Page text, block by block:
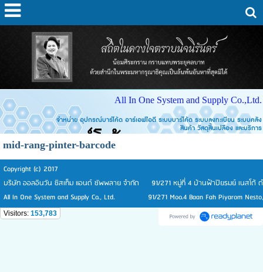
All In One System and Supply Co.,Ltd.
จำหน่าย อุปกรณ์บาร์โค้ด อาร์เอฟไอดี ระบบบาร์โค้ด ระบบลงทะเบียน ระบบคลัง
สินค้า วัสดุสิ้นเปลือง และบริการ
mid-rang-pinter-barcode
Copyright (c) 2017
บริษัท ออลอินวัน ซิสเท็ม แอนด์ ซัพพลาย จำกัด 91/271 หมู่ที่ 4 บ้านฟ้าปิยรมย์ เนสโต้ ต
All In One System and Supply Co., Ltd. 91/271 Moo.4 Baan Fah Piyarom Nesto,
Visitors: 153,783